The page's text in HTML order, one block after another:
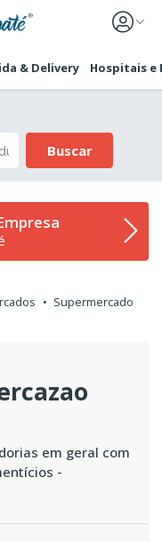
& Delivery Hospitais e
Buscar
Supermercado
em geral com
-